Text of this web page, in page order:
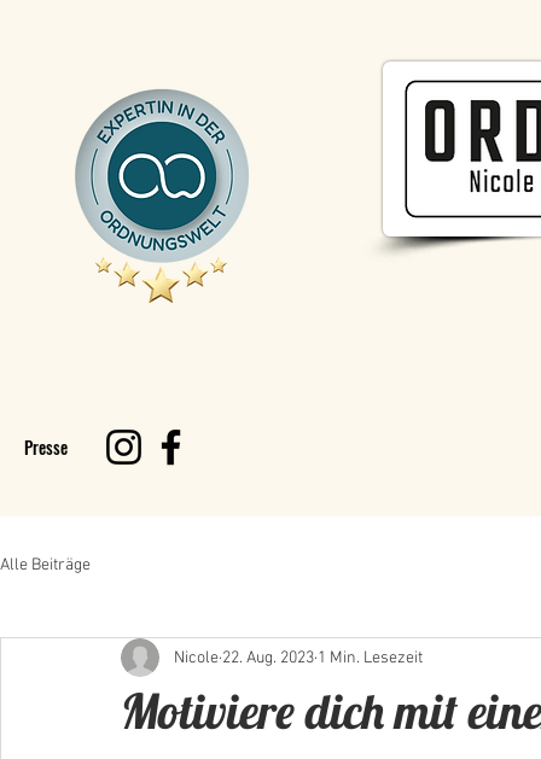
Presse
Alle Beiträge
Motiviere dich mit
Nicole 22. Aug. 2023 1 Min. Lesezeit